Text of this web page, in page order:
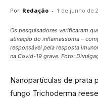
Por Redação - 1 de junho de
Os pesquisadores verificaram
ativação do inflamassoma –
responsável pela resposta
na Covid-19 grave. Foto:
Nanopartículas de prata
fungo Trichoderma